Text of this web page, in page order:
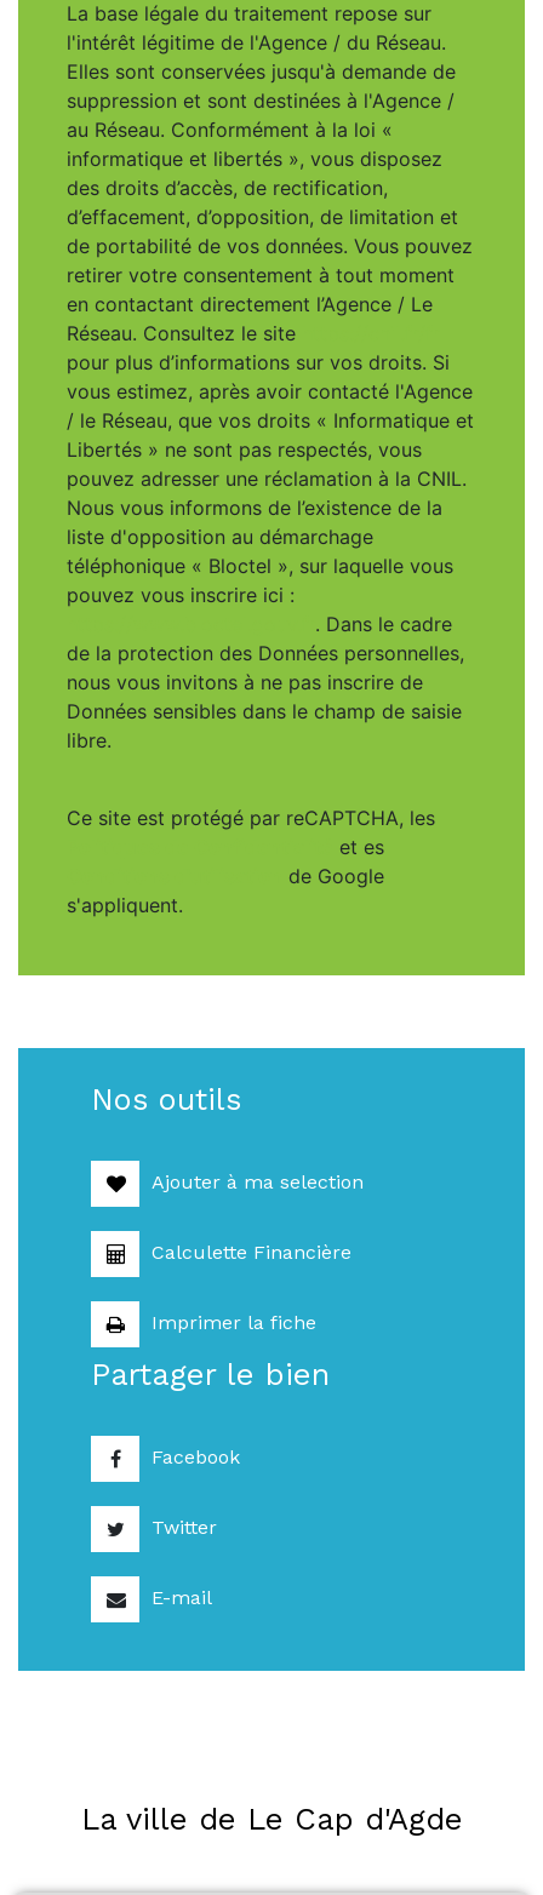
La base légale du traitement repose sur
l'intérêt légitime de l'Agence / du Réseau.
Elles sont conservées jusqu'à demande de
suppression et sont destinées à l'Agence /
au Réseau. Conformément à la loi «
informatique et libertés », vous disposez
des droits d’accès, de rectification,
d’effacement, d’opposition, de limitation et
de portabilité de vos données. Vous pouvez
retirer votre consentement à tout moment
en contactant directement l’Agence / Le
Réseau. Consultez le site
pour plus d’informations sur vos droits. Si
vous estimez, après avoir contacté l'Agence
/ le Réseau, que vos droits « Informatique et
Libertés » ne sont pas respectés, vous
pouvez adresser une réclamation à la CNIL.
Nous vous informons de l’existence de la
liste d'opposition au démarchage
téléphonique « Bloctel », sur laquelle vous
pouvez vous inscrire ici :
. Dans le cadre
de la protection des Données personnelles,
nous vous invitons à ne pas inscrire de
Données sensibles dans le champ de saisie
libre.
Ce site est protégé par reCAPTCHA, les
et es
de Google
s'appliquent.
Nos outils
Ajouter à ma selection
Calculette Financière
Imprimer la fiche
Partager le bien
Facebook
Twitter
E-mail
La ville de Le Cap d'Agde